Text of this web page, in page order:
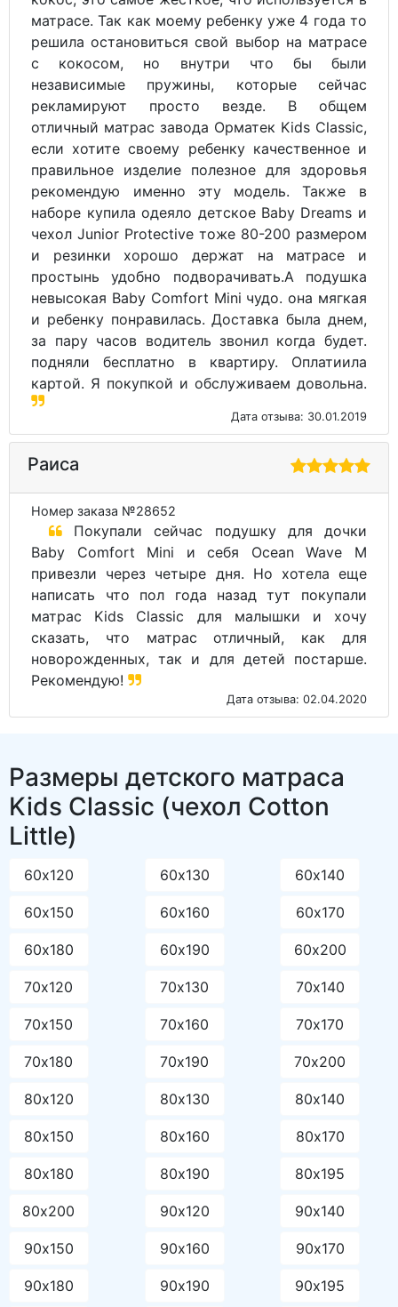
матрасе. Так как моему ребенку уже 4 года то
решила остановиться свой выбор на матрасе
с кокосом, но внутри что бы были
независимые пружины, которые сейчас
рекламируют просто везде. В общем
отличный матрас завода Орматек Kids Classic,
если хотите своему ребенку качественное и
правильное изделие полезное для здоровья
рекомендую именно эту модель. Также в
наборе купила одеяло детское Baby Dreams и
чехол Junior Protective тоже 80-200 размером
и резинки хорошо держат на матрасе и
простынь удобно подворачивать.А подушка
невысокая Baby Comfort Mini чудо. она мягкая
и ребенку понравилась. Доставка была днем,
за пару часов водитель звонил когда будет.
подняли бесплатно в квартиру. Оплатиила
картой. Я покупкой и обслуживаем довольна.
Дата отзыва: 30.01.2019
Раиса
Номер заказа №28652
Покупали сейчас подушку для дочки
Baby Comfort Mini и себя Ocean Wave M
привезли через четыре дня. Но хотела еще
написать что пол года назад тут покупали
матрас Kids Classic для малышки и хочу
сказать, что матрас отличный, как для
новорожденных, так и для детей постарше.
Рекомендую!
Дата отзыва: 02.04.2020
Размеры детского матраса
Kids Classic (чехол Cotton
Little)
60х120 60х130 60х140
60х150 60х160 60х170
60х180 60х190 60х200
70х120 70х130 70х140
70х150 70х160 70х170
70х180 70х190 70х200
80х120 80х130 80х140
80х150 80х160 80х170
80х180 80х190 80х195
80х200 90х120 90х140
90х150 90х160 90х170
90х180 90х190 90х195